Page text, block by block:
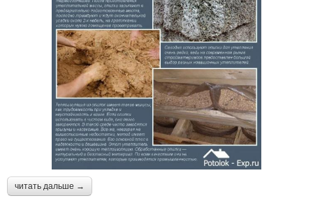
читать дальше →